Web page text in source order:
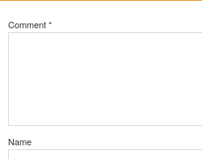
Comment*
Name